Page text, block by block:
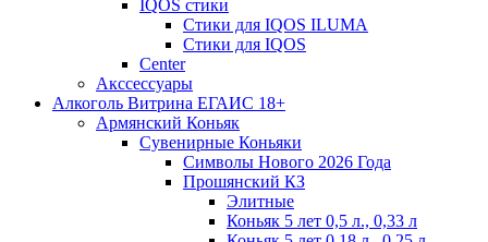
IQOS стики
Стики для IQOS ILUMA
Стики для IQOS
Сenter
Акссессуары
Алкоголь Витрина ЕГАИС 18+
Армянский Коньяк
Сувенирные Коньяки
Символы Нового 2026 Года
Прошянский КЗ
Элитные
Коньяк 5 лет 0,5 л., 0,33 л